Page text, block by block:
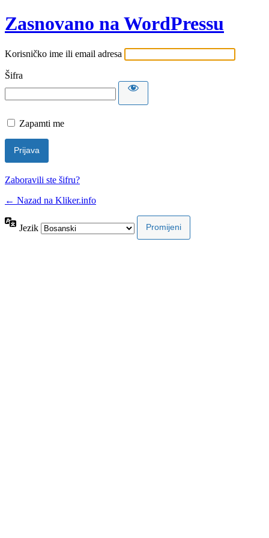
Zasnovano na WordPressu
Korisničko ime ili email adresa
Šifra
Zapamti me
Zaboravili ste šifru?
← Nazad na Kliker.info
Jezik